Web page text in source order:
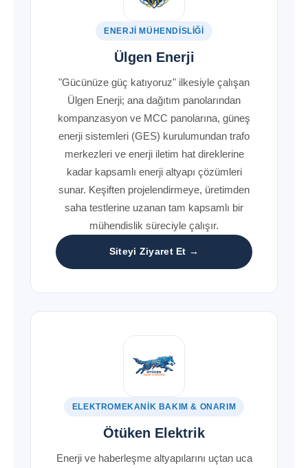
ENERJI MÜHENDISLIĞI
Ülgen Enerji
"Gücünüze güç katıyoruz" ilkesiyle çalışan
Ülgen Enerji; ana dağıtım panolarından
kompanzasyon ve MCC panolarına, güneş
enerji sistemleri (GES) kurulumundan trafo
merkezleri ve enerji iletim hat direklerine
kadar kapsamlı enerji altyapı çözümleri
sunar. Keşiften projelendirmeye, üretimden
saha testlerine uzanan tam kapsamlı bir
mühendislik süreciyle çalışır.
Siteyi Ziyaret Et →
ELEKTROMEKANIK BAKIM & ONARIM
Ötüken Elektrik
Enerji ve haberleşme altyapılarını uçtan uca